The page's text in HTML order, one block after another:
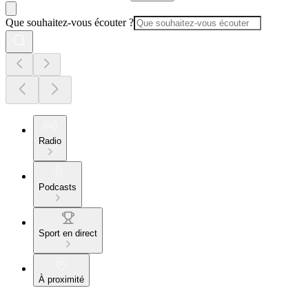
Que souhaitez-vous écouter ?
Radio
Podcasts
Sport en direct
À proximité